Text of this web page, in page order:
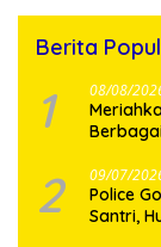
Berita
1 08/08/
2 09/07/
Police
Santri,